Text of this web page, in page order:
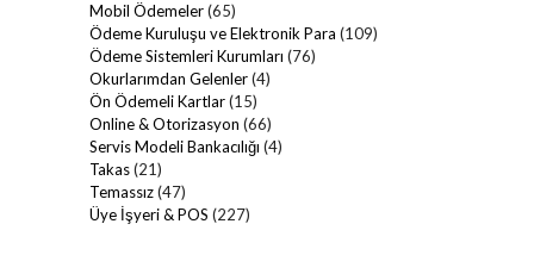
Mobil Ödemeler(65)
Ödeme Kuruluşu ve Elektronik Para (109)
Ödeme Sistemleri Kurumları (76)
Okurlarımdan Gelenler(4)
Ön Ödemeli Kartlar(15)
Online & Otorizasyon (66)
Servis Modeli Bankacılığı (4)
Takas(21)
Temassız(47)
Üye İşyeri & POS (227)